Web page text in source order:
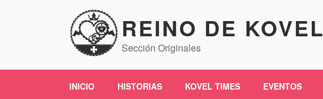
REINO DE KOVEL
Sección Originales
INICIO HISTORIAS KOVEL TIMES EVENTOS